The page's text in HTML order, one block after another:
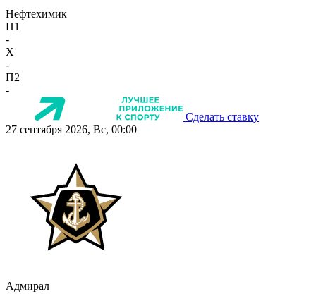
Нефтехимик
П1
-
X
-
П2
-
Сделать ставку
27 сентября 2026, Вс, 00:00
Адмирал